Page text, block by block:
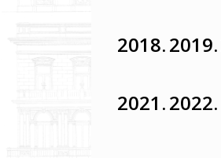
2018.2019.
2021.2022.